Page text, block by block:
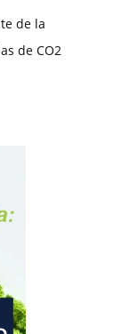
de la
de CO2